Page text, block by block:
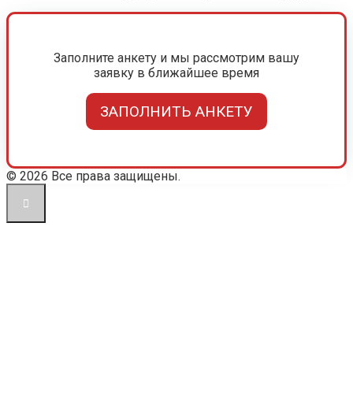
Заполните анкету и мы рассмотрим вашу
заявку в ближайшее время
ЗАПОЛНИТЬ АНКЕТУ
© 2026 Все права защищены.